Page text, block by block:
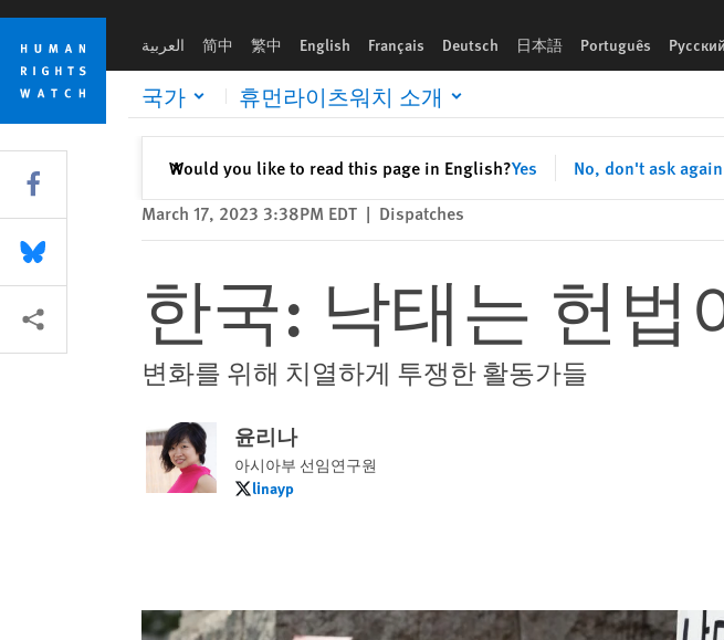
Skip
cookie
privacy
notice
Skip
main
content
العربية 简中 繁中 English Français Deutsch 日本語 Português Русский
국가 휴먼라이츠워치 소개
Would you like to read this page in English?Yes No, don't ask again
✕Close
March 17, 2023 3:38PM EDT | Dispatches
한국: 낙태는 헌법
변화를 위해 치열하게 투쟁한 활동가들
윤리나
아시아부 선임연구원
linayplinayp
Share this via Facebook
Share this via Bluesky
More sharing options